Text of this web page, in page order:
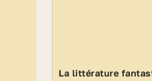
La littérature